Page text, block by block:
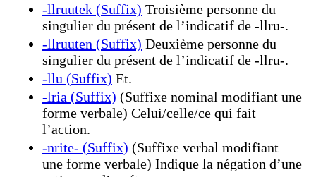
-llruutek (Suffix) Troisième personne du
singulier du présent de l’indicatif de -llru-.
-llruuten (Suffix) Deuxième personne du
singulier du présent de l’indicatif de -llru-.
-llu (Suffix) Et.
-lria (Suffix) (Suffixe nominal modifiant une
forme verbale) Celui/celle/ce qui fait
l’action.
-nrite- (Suffix) (Suffixe verbal modifiant
une forme verbale) Indique la négation d’une